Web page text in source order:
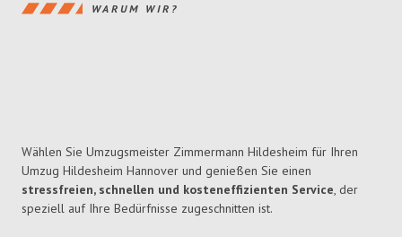
WARUM WIR?
Wählen Sie Umzugsmeister Zimmermann Hildesheim für Ihren
Umzug Hildesheim Hannover und genießen Sie einen
stressfreien, schnellen und kosteneffizienten Service, der
speziell auf Ihre Bedürfnisse zugeschnitten ist.